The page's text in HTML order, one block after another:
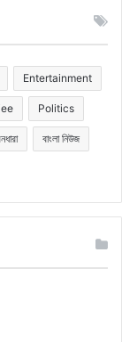
Entertainment
Politics
বাংলা নিউজ